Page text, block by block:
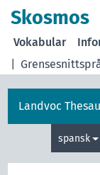
Skosmos
Vokabular
Landvoc
spansk